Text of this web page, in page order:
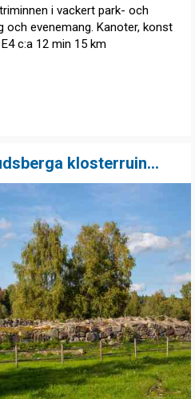
i vackert park- och
och evenemang. Kanoter, konst
c:a 12 min 15 km
klosterruin...